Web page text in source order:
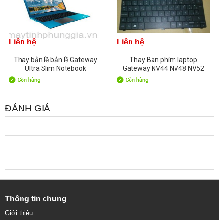
Liên hệ
Thay bản lề bản lề Gateway
Ultra Slim Notebook
Liên hệ
Thay Bàn phím laptop
Gateway NV44 NV48 NV52
ĐÁNH GIÁ
Thông tin chung
Giới thiệu